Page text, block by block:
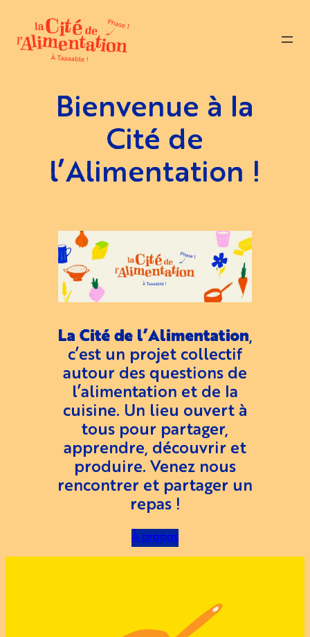
contenu
Bienvenue à la
Cité de
l’Alimentation !
La Cité de l’Alimentation,
c’est un projet collectif
autour des questions de
l’alimentation et de la
cuisine. Un lieu ouvert à
tous pour partager,
apprendre, découvrir et
produire. Venez nous
rencontrer et partager un
repas !
À propos